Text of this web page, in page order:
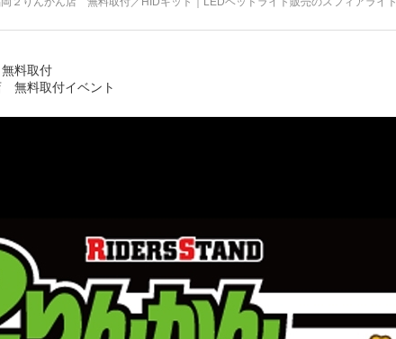
料取付
無料取付イベント